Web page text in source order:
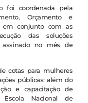
foi coordenada pela
Orçamento e
em conjunto com as
das soluções
no mês de
cotas para mulheres
públicas; além do
e capacitação de
Nacional de